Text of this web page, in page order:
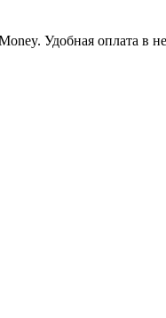
Удобная оплата в